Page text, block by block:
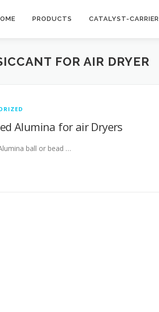
PRODUCTS CATALYST-CARRIER
FOR AIR DRYER
Alumina for air Dryers
ball or bead …